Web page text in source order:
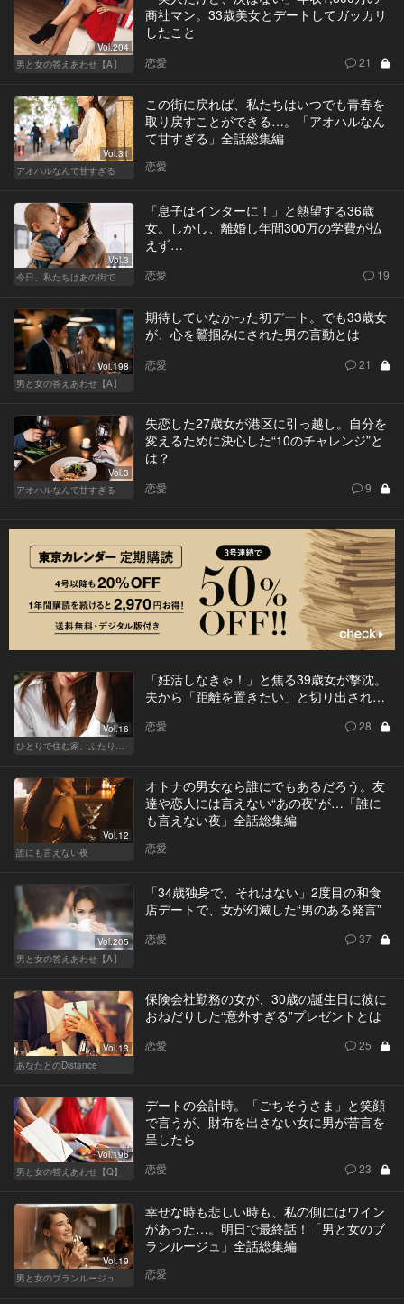
Vol.204
男と女の答えあわせ【A】
商社マン。33歳美女とデートしてガッカリ
したこと
恋愛 21
Vol.31
アオハルなんて甘すぎる
この街に戻れば、私たちはいつでも青春を
取り戻すことができる…。「アオハルなん
て甘すぎる」全話総集編
恋愛
Vol.3
今日、私たちはあの街で
「息子はインターに！」と熱望する36歳
女。しかし、離婚し年間300万の学費が払
えず…
恋愛 19
Vol.198
男と女の答えあわせ【A】
期待していなかった初デート。でも33歳女
が、心を鷲掴みにされた男の言動とは
恋愛 21
Vol.3
アオハルなんて甘すぎる
失恋した27歳女が港区に引っ越し。自分を
変えるために決心した“10のチャレンジ”と
は？
恋愛 9
Vol.16
ひとりで住む家、ふたりで棲む家
「妊活しなきゃ！」と焦る39歳女が撃沈。
夫から「距離を置きたい」と切り出され…
恋愛 28
Vol.12
誰にも言えない夜
オトナの男女なら誰にでもあるだろう。友
達や恋人には言えない“あの夜”が…「誰に
も言えない夜」全話総集編
恋愛
Vol.205
男と女の答えあわせ【A】
「34歳独身で、それはない」2度目の和食
店デートで、女が幻滅した“男のある発言”
恋愛 37
Vol.13
あなたとのDistance
保険会社勤務の女が、30歳の誕生日に彼に
おねだりした“意外すぎる”プレゼントとは
恋愛 25
Vol.196
男と女の答えあわせ【Q】
デートの会計時。「ごちそうさま」と笑顔
で言うが、財布を出さない女に男が苦言を
呈したら
恋愛 23
Vol.19
男と女のブランルージュ
幸せな時も悲しい時も、私の側にはワイン
があった…。明日で最終話！「男と女のブ
ランルージュ」全話総集編
恋愛